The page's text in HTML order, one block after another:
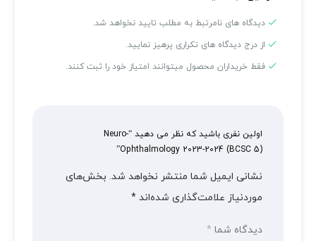
دیدگاه های نامرتبط به مطلب تایید نخواهد شد.
از درج دیدگاه های تکراری پرهیز نمایید.
فقط خریداران محصول میتوانند امتیاز خود را ثبت کنند.
اولین نفری باشید که نظر می دهید “Neuro-
Ophthalmology 2023-2024 (BCSC 5)”
نشانی ایمیل شما منتشر نخواهد شد. بخش‌های
موردنیاز علامت‌گذاری شده‌اند *
دیدگاه شما *